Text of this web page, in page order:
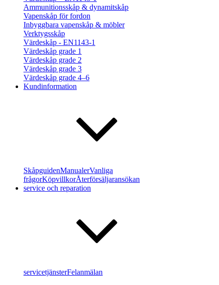
Ammunitionsskåp & dynamitskåp
Vapenskåp för fordon
Inbyggbara vapenskåp & möbler
Verktygsskåp
Värdeskåp - EN1143-1
Värdeskåp grade 1
Värdeskåp grade 2
Värdeskåp grade 3
Värdeskåp grade 4–6
Kundinformation
SkåpguidenManualerVanliga
frågorKöpvillkorÅterförsäljaransökan
service och reparation
servicetjänsterFelanmälan